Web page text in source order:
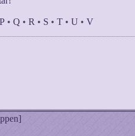
P• Q • R • S • T• U • V